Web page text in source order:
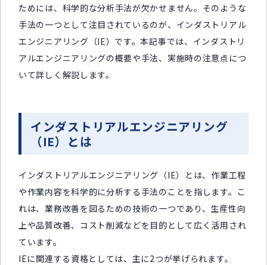
ためには、科学的な分析手法が欠かせません。そのような
手法の一つとして注目されているのが、インダストリアル
エンジニアリング（IE）です。本記事では、インダストリ
アルエンジニアリングの概要や手法、実施時の注意点につ
いて詳しく解説します。
インダストリアルエンジニアリング
（IE）とは
インダストリアルエンジニアリング（IE）とは、作業工程
や作業内容を科学的に分析する手法のことを指します。こ
れは、業務改善を図るための技術の一つであり、生産性向
上や品質改善、コスト削減などを目的として広く活用され
ています。
IEに関連する資格としては、主に2つが挙げられます。